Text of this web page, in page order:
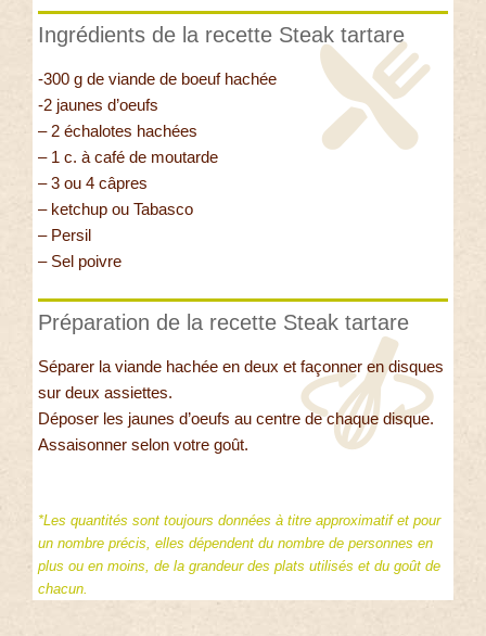
Ingrédients de la recette Steak tartare
-300 g de viande de boeuf hachée
-2 jaunes d’oeufs
– 2 échalotes hachées
– 1 c. à café de moutarde
– 3 ou 4 câpres
– ketchup ou Tabasco
– Persil
– Sel poivre
Préparation de la recette Steak tartare
Séparer la viande hachée en deux et façonner en disques
sur deux assiettes.
Déposer les jaunes d’oeufs au centre de chaque disque.
Assaisonner selon votre goût.
*Les quantités sont toujours données à titre approximatif et pour
un nombre précis, elles dépendent du nombre de personnes en
plus ou en moins, de la grandeur des plats utilisés et du goût de
chacun.